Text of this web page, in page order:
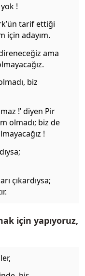
!
tarif ettiği
için adayım.
ama
biz
!’ diyen Pir
olmadı; biz de
!
çıkardıysa;
için yapıyoruz,